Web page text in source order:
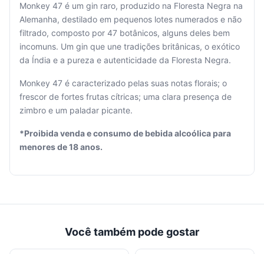
Seu
está
vazio.
produtos
começar.
Monkey 47 é um gin raro, produzido na Floresta Negra na
Alemanha, destilado em pequenos lotes numerados e não
filtrado, composto por 47 botânicos, alguns deles bem
incomuns. Um gin que une tradições britânicas, o exótico
da Índia e a pureza e autenticidade da Floresta Negra.
Monkey 47 é caracterizado pelas suas notas florais; o
frescor de fortes frutas cítricas; uma clara presença de
zimbro e um paladar picante.
*Proibida venda e consumo de bebida alcoólica para
menores de 18 anos.
Você também pode gostar